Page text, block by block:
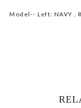
Model-- Left: NAVY ,